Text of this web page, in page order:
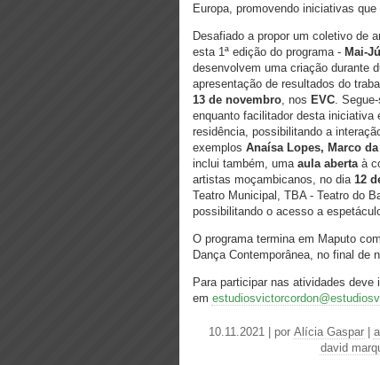
Europa, promovendo iniciativas
Desafiado a propor um coletivo de
esta 1ª edição do programa - Mai-
desenvolvem uma criação durante
apresentação de resultados do
13 de novembro, nos EVC.
enquanto facilitador desta iniciativa
residência, possibilitando a
exemplos Anaísa Lopes, Marco
inclui também, uma aula abertaà
artistas moçambicanos, no dia 12
Teatro Municipal, TBA - Teatro do
possibilitando o acesso a
O programa termina em Maputo
Dança Contemporânea, no final de
Para participar nas atividades deve
em
10.11.2021 | por Alícia Gaspar
david